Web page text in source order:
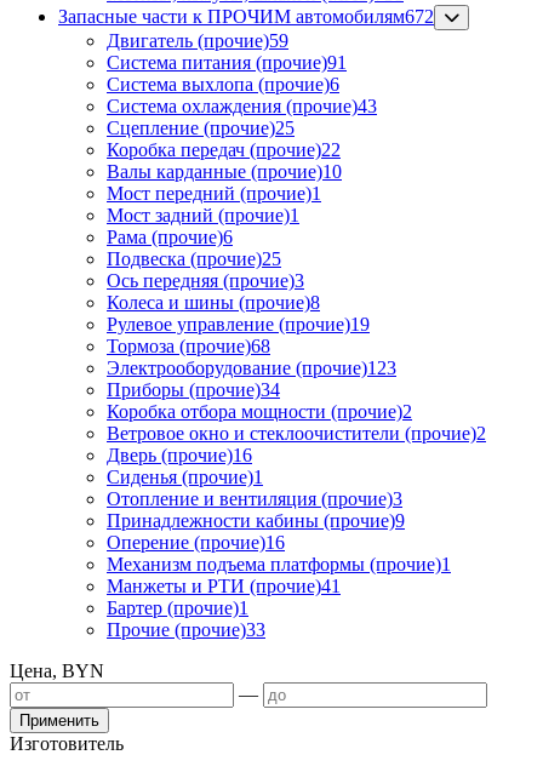
Запасные части к ПРОЧИМ автомобилям672
Двигатель (прочие)59
Система питания (прочие)91
Система выхлопа (прочие)6
Система охлаждения (прочие)43
Сцепление (прочие)25
Коробка передач (прочие)22
Валы карданные (прочие)10
Мост передний (прочие)1
Мост задний (прочие)1
Рама (прочие)6
Подвеска (прочие)25
Ось передняя (прочие)3
Колеса и шины (прочие)8
Рулевое управление (прочие)19
Тормоза (прочие)68
Электрооборудование (прочие)123
Приборы (прочие)34
Коробка отбора мощности (прочие)2
Ветровое окно и стеклоочистители (прочие)2
Дверь (прочие)16
Сиденья (прочие)1
Отопление и вентиляция (прочие)3
Принадлежности кабины (прочие)9
Оперение (прочие)16
Механизм подъема платформы (прочие)1
Манжеты и РТИ (прочие)41
Бартер (прочие)1
Прочие (прочие)33
Цена, BYN
—
Применить
Изготовитель